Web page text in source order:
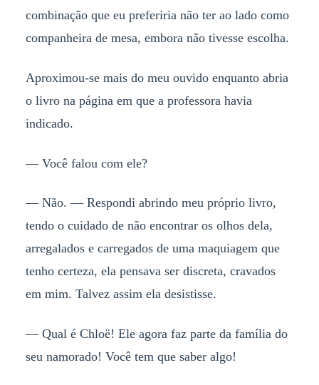
combinação que eu preferiria não ter ao lado como
companheira de mesa, embora não tivesse escolha.
Aproximou-se mais do meu ouvido enquanto abria
o livro na página em que a professora havia
indicado.
— Você falou com ele?
— Não. — Respondi abrindo meu próprio livro,
tendo o cuidado de não encontrar os olhos dela,
arregalados e carregados de uma maquiagem que
tenho certeza, ela pensava ser discreta, cravados
em mim. Talvez assim ela desistisse.
— Qual é Chloë! Ele agora faz parte da família do
seu namorado! Você tem que saber algo!